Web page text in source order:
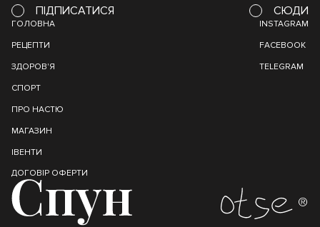
ПІДПИСАТИСЯ СЮДИ
ГОЛОВНА
РЕЦЕПТИ
ЗДОРОВ'Я
СПОРТ
ПРО НАСТЮ
МАГАЗИН
ІВЕНТИ
ДОГОВІР ОФЕРТИ
INSTAGRAM
FACEBOOK
TELEGRAM